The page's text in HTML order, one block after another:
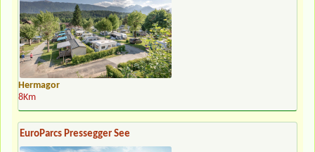
Hermagor
8Km
EuroParcs Pressegger See